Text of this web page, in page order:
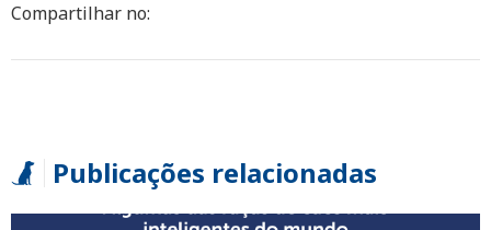
Compartilhar no:
Publicações relacionadas